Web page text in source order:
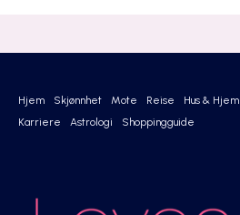
Hjem Skjønnhet Mote Reise Hus & Hjem
Karriere
Astrologi Shoppingguide